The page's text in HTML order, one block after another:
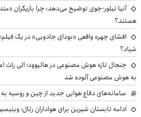
آنیا تیلور-جوی توضیح می‌دهد: چرا بازیگران
هستند؟
افشای چهره واقعی «بودای جادویی» در یک فیلم؛
شیاد؟
جنجال تازه هوش مصنوعی در هالیوود؛ الی
به هوش مصنوعی آلوده شد
سامانه‌های دفاع هوایی جدید از چین و روسیه به
ادامه تابستان شیرین برای هواداران رئال؛